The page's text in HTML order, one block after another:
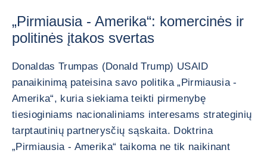
„Pirmiausia - Amerika“: komercinės ir
politinės įtakos svertas
Donaldas Trumpas (Donald Trump) USAID
panaikinimą pateisina savo politika „Pirmiausia -
Amerika“, kuria siekiama teikti pirmenybę
tiesioginiams nacionaliniams interesams strateginių
tarptautinių partnerysčių sąskaita. Doktrina
„Pirmiausia - Amerika“ taikoma ne tik naikinant